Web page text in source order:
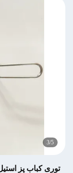
3/5
توری کباب پز